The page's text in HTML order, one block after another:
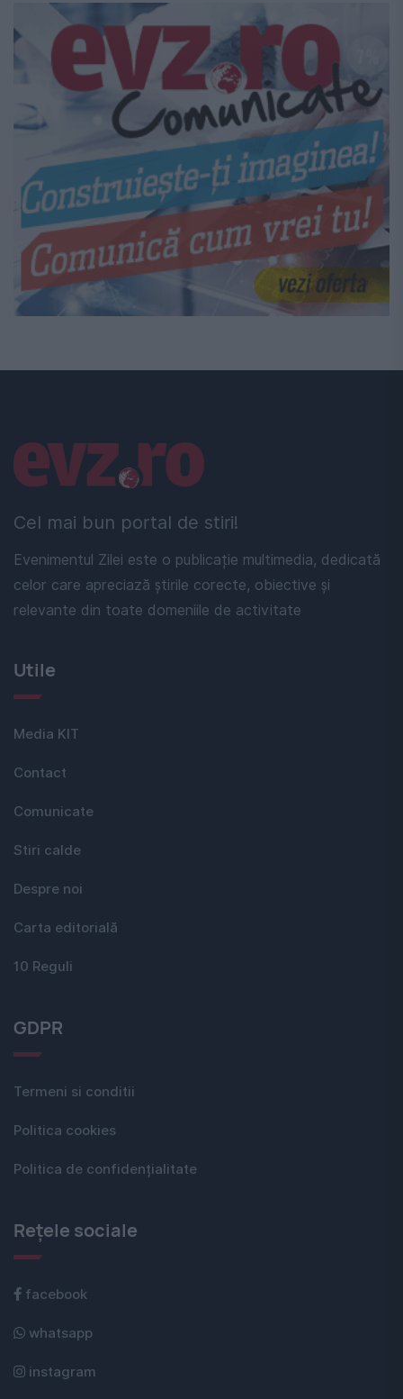
Cel mai bun portal de stiri!
Evenimentul Zilei este o publicație multimedia, dedicată
celor care apreciază știrile corecte, obiective și
relevante din toate domeniile de activitate
Linkuri utile
Utile
Media KIT
Contact
Comunicate
Stiri calde
Despre noi
Carta editorială
10 Reguli
GDPR
Termeni si conditii
Politica cookies
Politica de confidențialitate
Rețele sociale
facebook
whatsapp
instagram